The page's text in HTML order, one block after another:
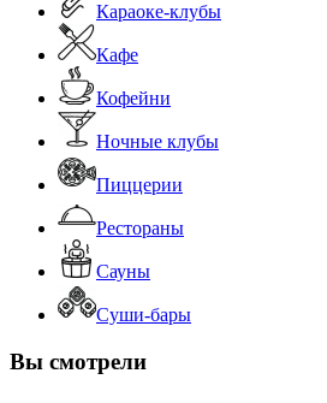
Караоке-клубы
Кафе
Кофейни
Ночные клубы
Пиццерии
Рестораны
Сауны
Суши-бары
Вы смотрели